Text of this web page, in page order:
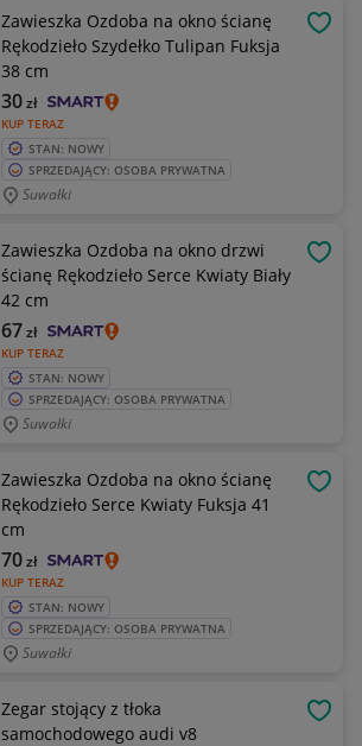
Zawieszka Ozdoba na okno ścianę
Rękodzieło Szydełko Tulipan Fuksja
38 cm
KUP TERAZ
30zł
STAN: NOWY
SPRZEDAJĄCY: OSOBA PRYWATNA
Suwałki
Zawieszka Ozdoba na okno drzwi
ścianę Rękodzieło Serce Kwiaty Biały
42 cm
KUP TERAZ
67zł
STAN: NOWY
SPRZEDAJĄCY: OSOBA PRYWATNA
Suwałki
Zawieszka Ozdoba na okno ścianę
Rękodzieło Serce Kwiaty Fuksja 41
cm
KUP TERAZ
70zł
STAN: NOWY
SPRZEDAJĄCY: OSOBA PRYWATNA
Suwałki
Zegar stojący z tłoka
samochodowego audi v8